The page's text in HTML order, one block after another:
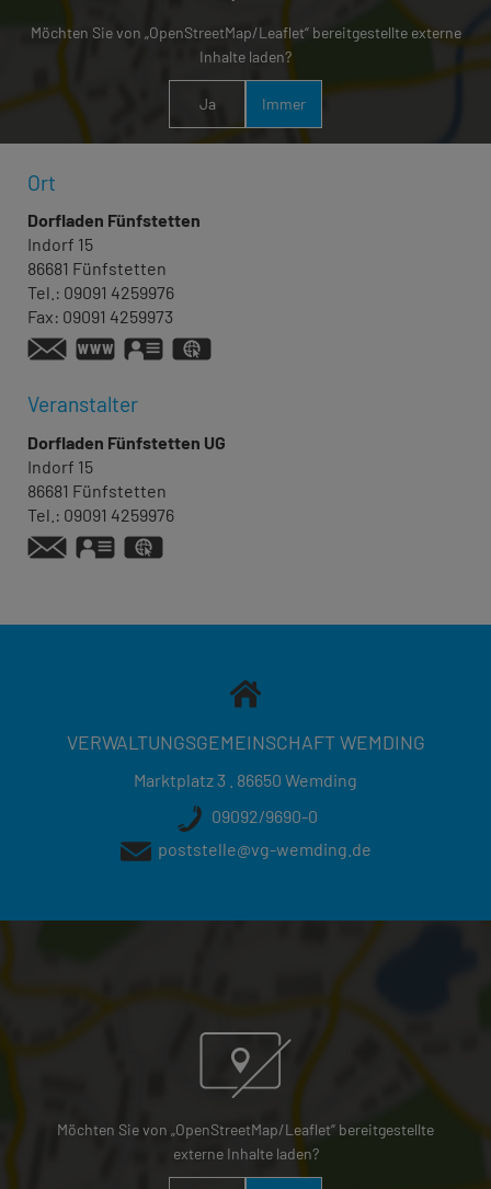
Möchten Sie von „OpenStreetMap/Leaflet“ bereitgestellte externe
Inhalte laden?
Ja Immer
Ort
Dorfladen Fünfstetten
Indorf 15
86681 Fünfstetten
Tel.: 09091 4259976
Fax: 09091 4259973
www.dorfladen-fuenfstetten.de
vCard
Veranstalter
Dorfladen Fünfstetten UG
Indorf 15
86681 Fünfstetten
Tel.: 09091 4259976
vCard
VERWALTUNGSGEMEINSCHAFT WEMDING
Marktplatz 3 . 86650 Wemding
09092/9690-0
poststelle@vg-wemding.de
Möchten Sie von „OpenStreetMap/Leaflet“ bereitgestellte
externe Inhalte laden?